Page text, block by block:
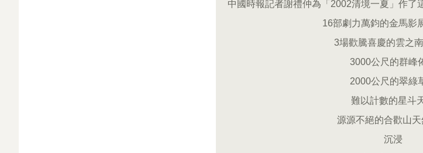
中國時報記者謝禮仲為「2002清境一夏」作了
16部劇力萬鈞的金馬影
3場歡騰喜慶的雲之
3000公尺的群峰
2000公尺的翠綠
難以計數的星斗
源源不絕的合歡山
沉浸